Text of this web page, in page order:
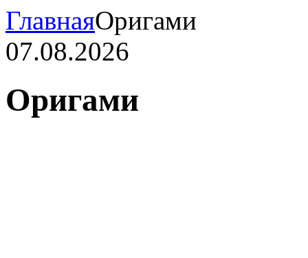
ГлавнаяОригами
07.08.2026
Оригами